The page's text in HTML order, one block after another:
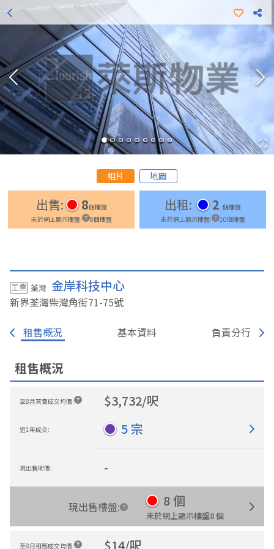
更多出租樓盤 更多出售樓盤
相片 地圖
出售: 8個樓盤
未於網上顯示樓盤: 8個樓盤
出租: 2 個樓盤
未於網上顯示樓盤: 10個樓盤
工業 荃灣 金岸科技中心
新界荃灣柴灣角街71-75號
租售概況 基本資料 負責分行
租售概況
至8月買賣成交均價: $3,732/呎
近1年成交: 5 宗
現出售呎價: -
現出售樓盤: 8個
未於網上顯示樓盤8個
至8月租務成交均價: $14/呎